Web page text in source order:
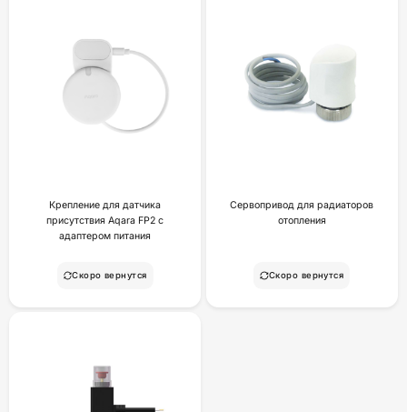
Крепление для датчика
присутствия Aqara FP2 с
адаптером питания
Скоро вернутся
Сервопривод для радиаторов
отопления
Скоро вернутся